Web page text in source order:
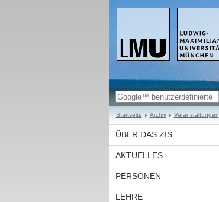
Startseite Archiv Veranstaltungen
ÜBER DAS ZIS
AKTUELLES
PERSONEN
LEHRE